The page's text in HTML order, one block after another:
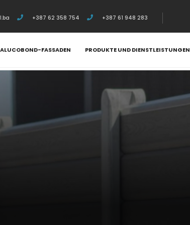
+387 62 358 754 +387 61 948 283
ALUCOBOND-FASSADEN PRODUKTE UND DIENSTLEISTUNGEN